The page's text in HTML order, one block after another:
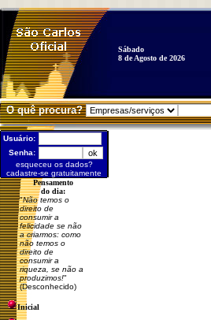
Sábado
8 de Agosto de 2026
O quê procura?
Usuário:
Senha:
esqueceu os dados?
cadastre-se gratuitamente
Pensamento
do dia:
"Não temos o
direito de
consumir a
felicidade se não
a criarmos: como
não temos o
direito de
consumir a
riqueza, se não a
produzimos!"
(Desconhecido)
Inicial